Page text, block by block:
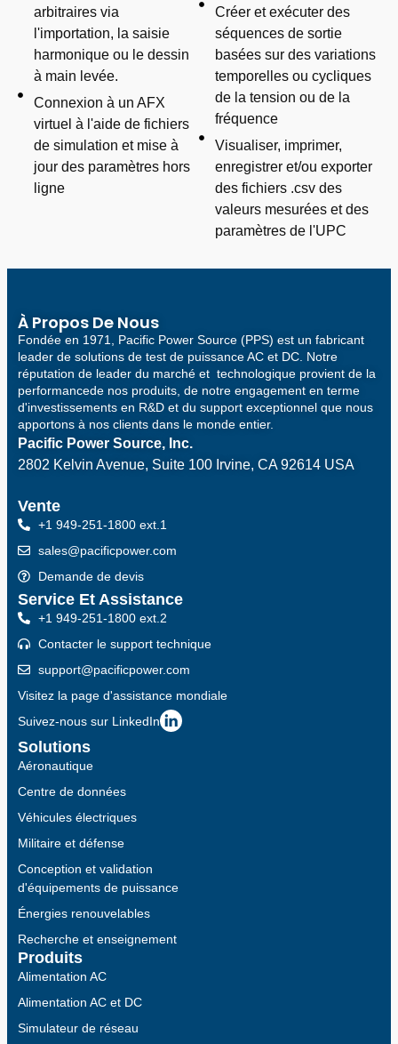
arbitraires via
l'importation, la saisie
harmonique ou le dessin
à main levée.
Connexion à un AFX
virtuel à l'aide de fichiers
de simulation et mise à
jour des paramètres hors
ligne
Créer et exécuter des
séquences de sortie
basées sur des variations
temporelles ou cycliques
de la tension ou de la
fréquence
Visualiser, imprimer,
enregistrer et/ou exporter
des fichiers .csv des
valeurs mesurées et des
paramètres de l'UPC
À Propos De Nous
Fondée en 1971, Pacific Power Source (PPS) est un fabricant
leader de solutions de test de puissance AC et DC. Notre
réputation de leader du marché et technologique provient de la
performancede nos produits, de notre engagement en terme
d'investissements en R&D et du support exceptionnel que nous
apportons à nos clients dans le monde entier.
Pacific Power Source, Inc.
2802 Kelvin Avenue, Suite 100 Irvine, CA 92614 USA
Solutions
Aéronautique
Centre de données
Véhicules électriques
Militaire et défense
Conception et validation
d'équipements de puissance
Énergies renouvelables
Recherche et enseignement
Produits
Alimentation AC
Alimentation AC et DC
Simulateur de réseau
Vente
+1 949-251-1800 ext.1
sales@pacificpower.com
Demande de devis
Service Et Assistance
+1 949-251-1800 ext.2
Contacter le support technique
support@pacificpower.com
Visitez la page d'assistance mondiale
Suivez-nous sur LinkedIn